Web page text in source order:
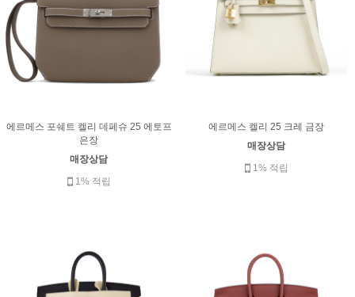
에르메스 포쉐트 켈리 데페슈 25 에토프
은장
매장상담
1% 적립
에르메스 켈리 25 크레 금장
매장상담
1% 적립